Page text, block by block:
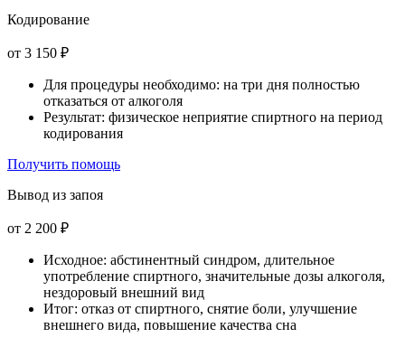
Кодирование
от 3 150 ₽
Для процедуры необходимо: на три дня полностью
отказаться от алкоголя
Результат: физическое неприятие спиртного на период
кодирования
Получить помощь
Вывод из запоя
от 2 200 ₽
Исходное: абстинентный синдром, длительное
употребление спиртного, значительные дозы алкоголя,
нездоровый внешний вид
Итог: отказ от спиртного, снятие боли, улучшение
внешнего вида, повышение качества сна